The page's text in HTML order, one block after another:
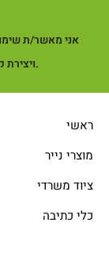
אני מאשר/ת
.
ראשי
מוצרי נייר
ציוד משרדי
כלי כתיבה